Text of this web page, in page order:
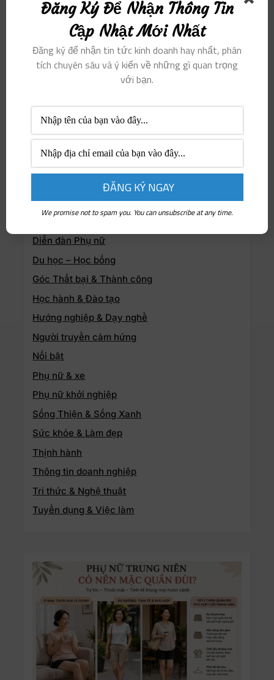
Danh mục
Diễn đàn Phụ nữ
Du học – Học bổng
Góc Thất bại & Thành công
Học hành & Đào tạo
Hướng nghiệp & Dạy nghề
Người truyền cảm hứng
Nổi bật
Phụ nữ & xe
Phụ nữ khởi nghiệp
Sống Thiện & Sống Xanh
Sức khỏe & Làm đẹp
Thịnh hành
Thông tin doanh nghiệp
Tri thức & Nghệ thuật
Tuyển dụng & Việc làm
Đăng Ký Để Nhận Thông Tin
Cập Nhật Mới Nhất
Đăng ký để nhận tin tức kinh doanh hay nhất, phân
tích chuyên sâu và ý kiến ​​về những gì quan trọng
với bạn.
We promise not to spam you. You can unsubscribe at any time.